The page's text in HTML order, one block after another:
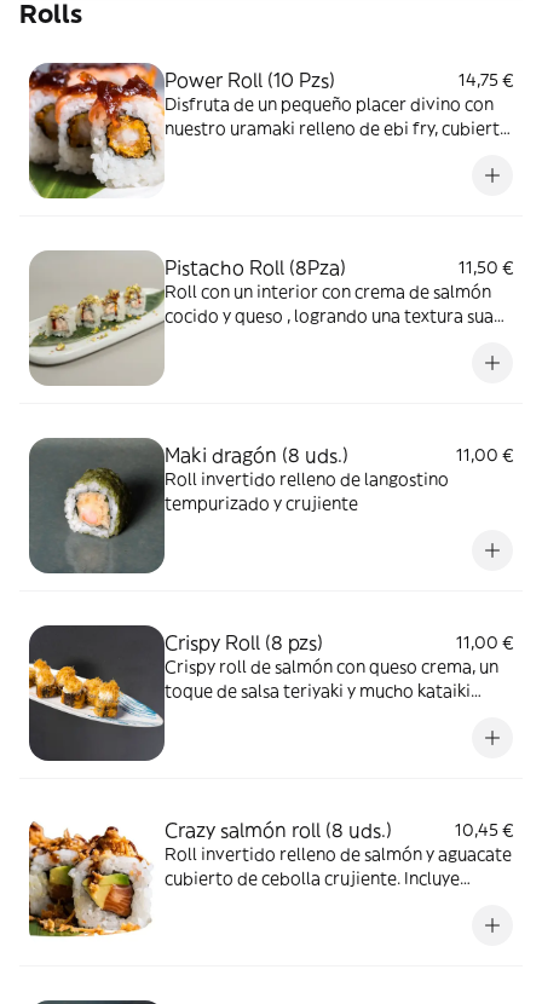
Rolls
Power Roll (10 Pzs)
14,75 €
Disfruta de un pequeño placer divino con
nuestro uramaki relleno de ebi fry, cubierto
un toque de cebolla caramelizada que le
Pistacho Roll (8Pza)
11,50 €
Roll con un interior con crema de salmón
cocido y queso , logrando una textura suave
Maki dragón (8 uds.)
11,00 €
Roll invertido relleno de langostino
tempurizado y crujiente
Crispy Roll (8 pzs)
11,00 €
Crispy roll de salmón con queso crema, un
toque de salsa teriyaki y mucho kataiki
Crazy salmón roll (8 uds.)
10,45 €
Roll invertido relleno de salmón y aguacate
cubierto de cebolla crujiente. Incluye